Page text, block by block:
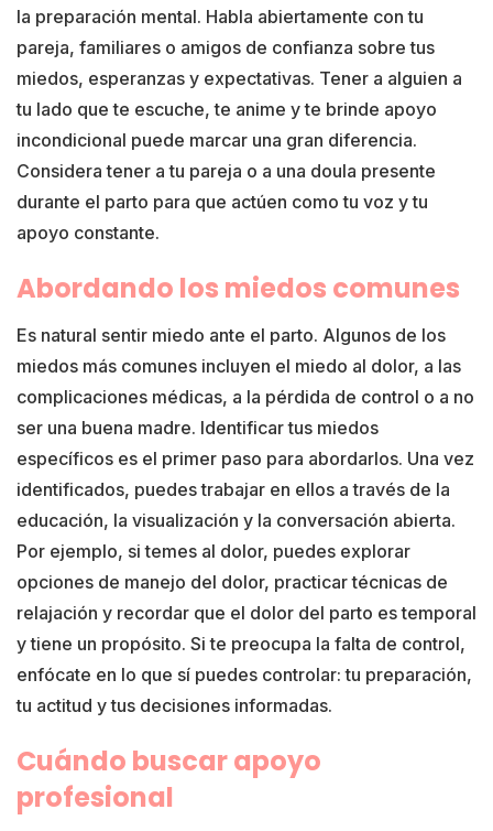
la preparación mental. Habla abiertamente con tu
pareja, familiares o amigos de confianza sobre tus
miedos, esperanzas y expectativas. Tener a alguien a
tu lado que te escuche, te anime y te brinde apoyo
incondicional puede marcar una gran diferencia.
Considera tener a tu pareja o a una doula presente
durante el parto para que actúen como tu voz y tu
apoyo constante.
Abordando los miedos comunes
Es natural sentir miedo ante el parto. Algunos de los
miedos más comunes incluyen el miedo al dolor, a las
complicaciones médicas, a la pérdida de control o a no
ser una buena madre. Identificar tus miedos
específicos es el primer paso para abordarlos. Una vez
identificados, puedes trabajar en ellos a través de la
educación, la visualización y la conversación abierta.
Por ejemplo, si temes al dolor, puedes explorar
opciones de manejo del dolor, practicar técnicas de
relajación y recordar que el dolor del parto es temporal
y tiene un propósito. Si te preocupa la falta de control,
enfócate en lo que sí puedes controlar: tu preparación,
tu actitud y tus decisiones informadas.
Cuándo buscar apoyo
profesional